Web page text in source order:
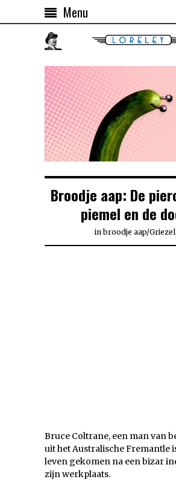
Menu
Broodje aap: De
piemel en de
in broodje aap/Griezel
Bruce Coltrane, een man van
uit het Australische Fremantle
leven gekomen na een bizar
zijn werkplaats.